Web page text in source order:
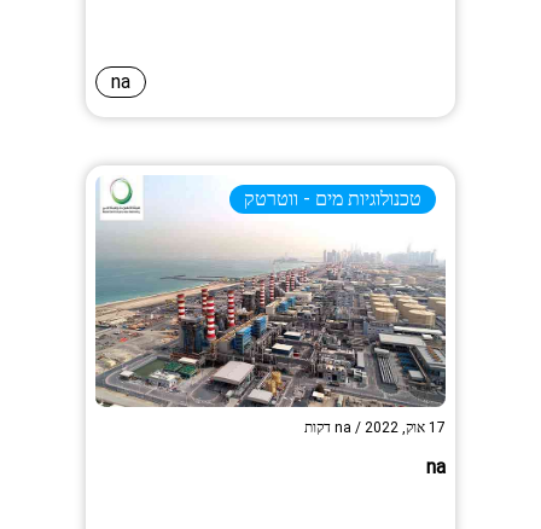
na
טכנולוגיות מים - ווטרטק
17 אוק, 2022 /
na דקות
na